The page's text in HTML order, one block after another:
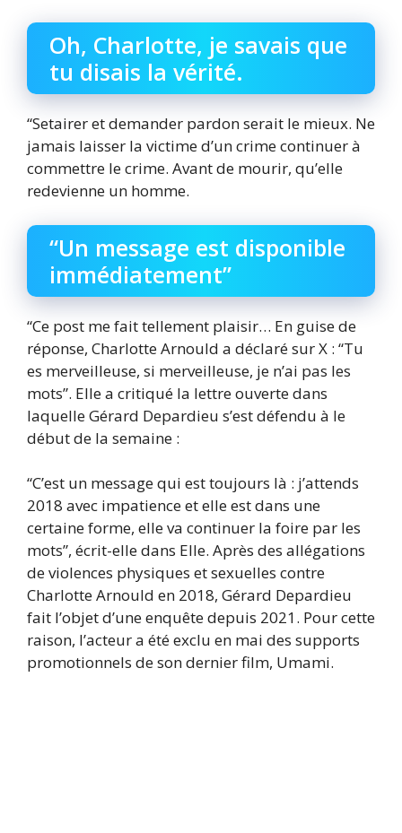
Oh, Charlotte, je savais que
tu disais la vérité.
“Setairer et demander pardon serait le mieux. Ne
jamais laisser la victime d’un crime continuer à
commettre le crime. Avant de mourir, qu’elle
redevienne un homme.
“Un message est disponible
immédiatement”
“Ce post me fait tellement plaisir… En guise de
réponse, Charlotte Arnould a déclaré sur X : “Tu
es merveilleuse, si merveilleuse, je n’ai pas les
mots”. Elle a critiqué la lettre ouverte dans
laquelle Gérard Depardieu s’est défendu à le
début de la semaine :
“C’est un message qui est toujours là : j’attends
2018 avec impatience et elle est dans une
certaine forme, elle va continuer la foire par les
mots”, écrit-elle dans Elle. Après des allégations
de violences physiques et sexuelles contre
Charlotte Arnould en 2018, Gérard Depardieu
fait l’objet d’une enquête depuis 2021. Pour cette
raison, l’acteur a été exclu en mai des supports
promotionnels de son dernier film, Umami.